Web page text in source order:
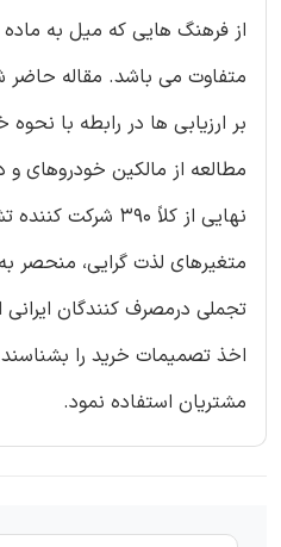
از فرهنگ هایی که میل به
متفاوت می باشد. مقاله حاضر
بر ارزیابی ها در رابطه با
مطالعه از مالکین خودروهای
نهایی از کلاً
متغیرهای لذت گرایی، منحصر
تجملی درمصرف کنندگان
اخذ تصمیمات خرید را
مشتریان استفاده نمود.